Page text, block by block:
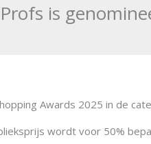
is
Awards 2025 in de
wordt voor 50%